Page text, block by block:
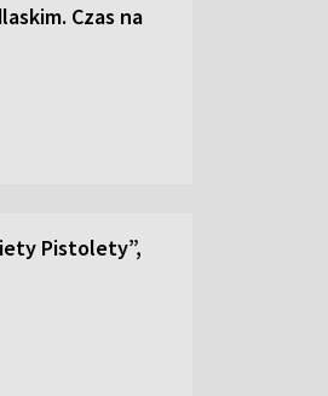
Czas na
Pistolety”,